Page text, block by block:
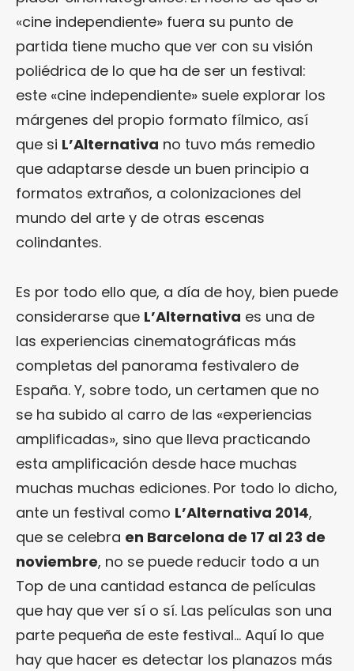
«cine independiente» fuera su punto de
partida tiene mucho que ver con su visión
poliédrica de lo que ha de ser un festival:
este «cine independiente» suele explorar los
márgenes del propio formato fílmico, así
que si L’Alternativa no tuvo más remedio
que adaptarse desde un buen principio a
formatos extraños, a colonizaciones del
mundo del arte y de otras escenas
colindantes.
Es por todo ello que, a día de hoy, bien puede
considerarse que L’Alternativa es una de
las experiencias cinematográficas más
completas del panorama festivalero de
España. Y, sobre todo, un certamen que no
se ha subido al carro de las «experiencias
amplificadas», sino que lleva practicando
esta amplificación desde hace muchas
muchas muchas ediciones. Por todo lo dicho,
ante un festival como L’Alternativa 2014,
que se celebra en Barcelona de 17 al 23 de
noviembre, no se puede reducir todo a un
Top de una cantidad estanca de películas
que hay que ver sí o sí. Las películas son una
parte pequeña de este festival… Aquí lo que
hay que hacer es detectar los planazos más